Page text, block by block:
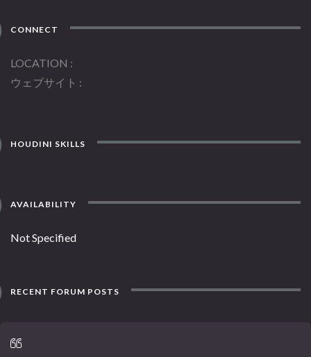
CONNECT
LOCATION
ウェブサイト
HOUDINI SKILLS
AVAILABILITY
Not Specified
RECENT FORUM POSTS